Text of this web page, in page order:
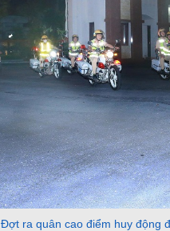
Đợt ra quân cao điểm huy động